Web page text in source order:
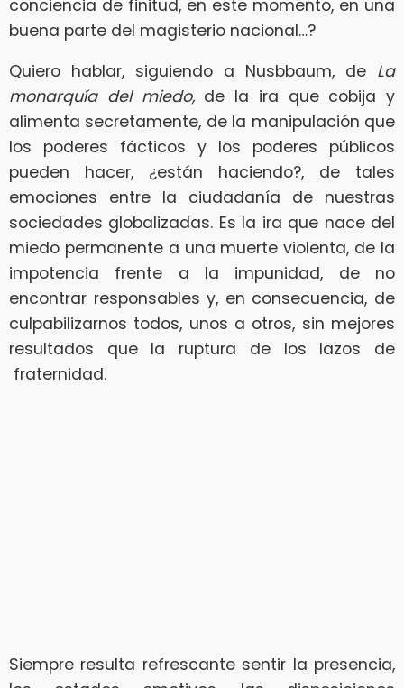
conciencia de finitud, en este momento, en una
buena parte del magisterio nacional…?
Quiero hablar, siguiendo a Nusbbaum, de La
monarquía del miedo,de la ira que cobija y
alimenta secretamente, de la manipulación que
los poderes fácticos y los poderes públicos
pueden hacer, ¿están haciendo?, de tales
emociones entre la ciudadanía de nuestras
sociedades globalizadas. Es la ira que nace del
miedo permanente a una muerte violenta, de la
impotencia frente a la impunidad, de no
encontrar responsables y, en consecuencia, de
culpabilizarnos todos, unos a otros, sin mejores
resultados que la ruptura de los lazos de
fraternidad.
Siempre resulta refrescante sentir la presencia,